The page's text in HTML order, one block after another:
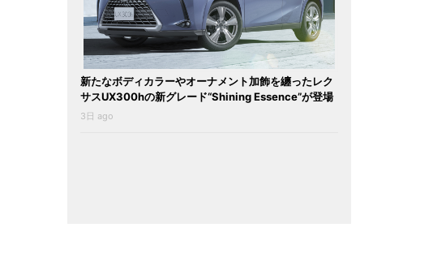
新たなボディカラーやオーナメント加飾を纏ったレク
サスUX300hの新グレード“Shining Essence”が登場
3日 ago